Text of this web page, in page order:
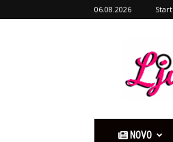
06.08.2026 Start
online
NOVO